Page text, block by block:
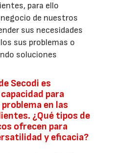
para ello
de nuestros
sus necesidades
sus problemas o
soluciones
Secodi es
para
en las
¿Qué tipos de
ofrecen para
y eficacia?